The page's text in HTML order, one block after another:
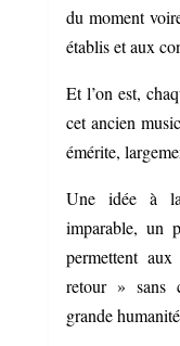
du moment
établis et aux
Et l’on est,
cet ancien
émérite,
Une idée à
imparable, un
permettent
retour » sans
grande